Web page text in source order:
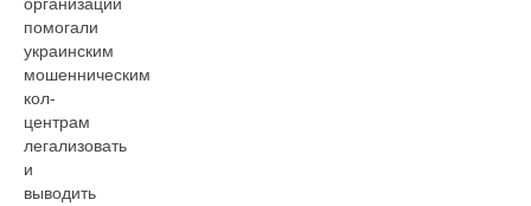
помогали
украинским
мошенническим
кол-
центрам
легализовать
и
выводить